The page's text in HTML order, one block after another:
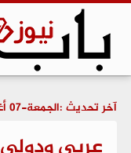
آخر تحديث :الجمعة-07 أغسطس 2026-01:10م